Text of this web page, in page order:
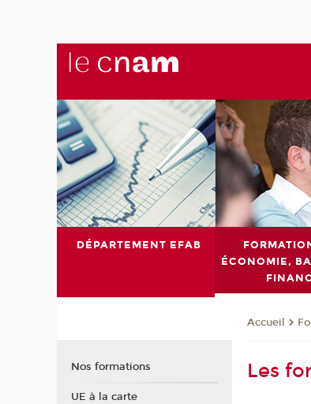
DÉPARTEMENT EFAB
ÉCONOMIE,
Accueil
Les
Nos formations
UE à la carte